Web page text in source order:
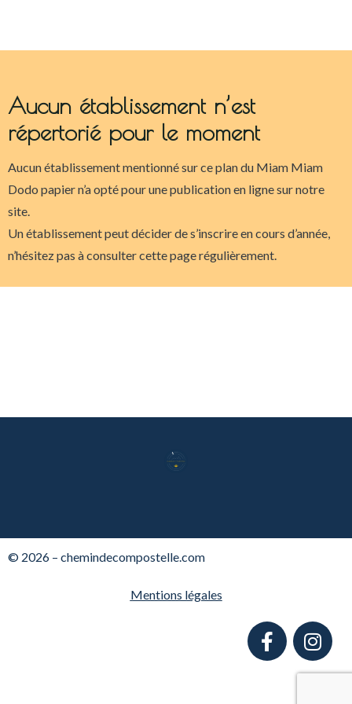
Aucun établissement n’est
répertorié pour le moment
Aucun établissement mentionné sur ce plan du Miam Miam
Dodo papier n’a opté pour une publication en ligne sur notre
site.
Un établissement peut décider de s’inscrire en cours d’année,
n’hésitez pas à consulter cette page régulièrement.
© 2026 – chemindecompostelle.com
Mentions légales